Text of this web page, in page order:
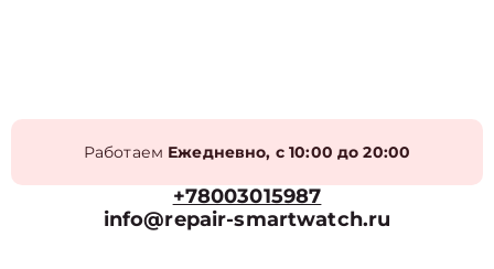
Работаем Ежедневно, с 10:00 до 20:00
+78003015987
info@repair-smartwatch.ru